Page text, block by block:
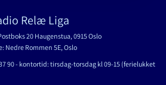
Relæ Liga
20 Haugenstua, 0915 Oslo
Nedre Rommen 5E, Oslo
90 - kontortid: tirsdag-torsdag kl 09-15 (ferielukket